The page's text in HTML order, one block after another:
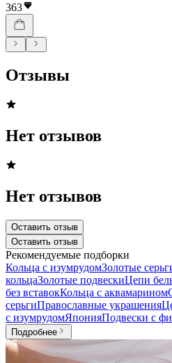
363
Отзывы
Нет отзывов
Нет отзывов
Оставить отзыв
Оставить отзыв
Рекомендуемые подборки
Кольца с изумрудомЗолотые
кольцаЗолотые подвескиЦепи
без вставокКольца с аквамарином
серьгиПравославные украшения
с изумрудомЯпонияПодвески с
Подробнее